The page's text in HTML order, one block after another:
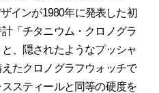
インが1980年に発表した初
「チタニウム・クロノグラ
、隠されたようなプッシャ
たクロノグラフウォッチで
スティールと同等の硬度を